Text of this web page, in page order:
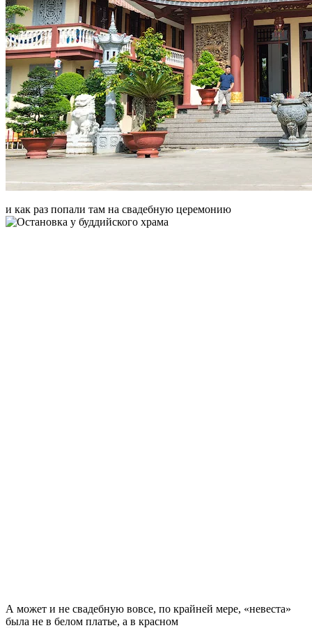
и как раз попали там на свадебную церемонию
А может и не свадебную вовсе, по крайней мере, «невеста»
была не в белом платье, а в красном